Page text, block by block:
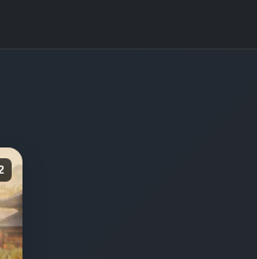
Bölüm No:
Bölüm No:
Bölüm No: